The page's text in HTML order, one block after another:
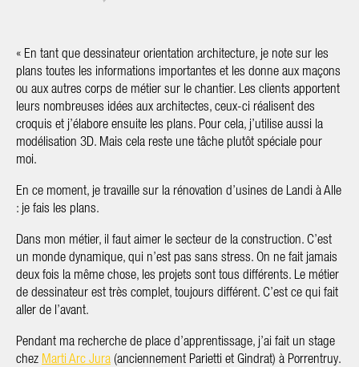
« En tant que dessinateur orientation architecture, je note sur les
plans toutes les informations importantes et les donne aux maçons
ou aux autres corps de métier sur le chantier. Les clients apportent
leurs nombreuses idées aux architectes, ceux-ci réalisent des
croquis et j’élabore ensuite les plans. Pour cela, j’utilise aussi la
modélisation 3D. Mais cela reste une tâche plutôt spéciale pour
moi.
En ce moment, je travaille sur la rénovation d’usines de Landi à Alle
: je fais les plans.
Dans mon métier, il faut aimer le secteur de la construction. C’est
un monde dynamique, qui n’est pas sans stress. On ne fait jamais
deux fois la même chose, les projets sont tous différents. Le métier
de dessinateur est très complet, toujours différent. C’est ce qui fait
aller de l’avant.
Pendant ma recherche de place d’apprentissage, j’ai fait un stage
chez Marti Arc Jura (anciennement Parietti et Gindrat) à Porrentruy.